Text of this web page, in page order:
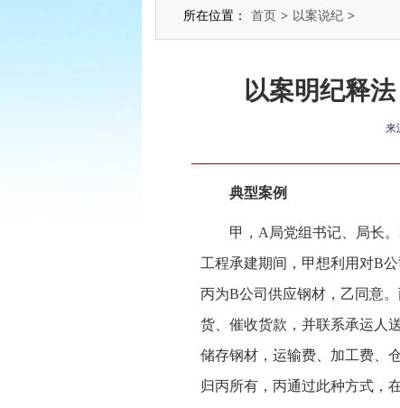
所在位置： 首页 > 以案说纪 >
以案明纪释
来
典型案例
甲，A局党组书记、局长
工程承建期间，甲想利用对B
丙为B公司供应钢材，乙同意
货、催收货款，并联系承运人
储存钢材，运输费、加工费、
归丙所有，丙通过此种方式，